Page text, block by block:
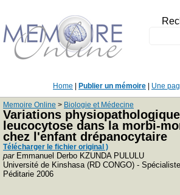
Home Publier un mémoire Une
Memoire Online > Biologie et Médecine
Variations
leucocytose dans la morbi-
chez l'enfant drépanocytaire
Télécharger le fichier original )
parEmmanuel Derbo KZUNDA PULULU
Université de Kinshasa (RD CONGO) -
Péditarie 2006